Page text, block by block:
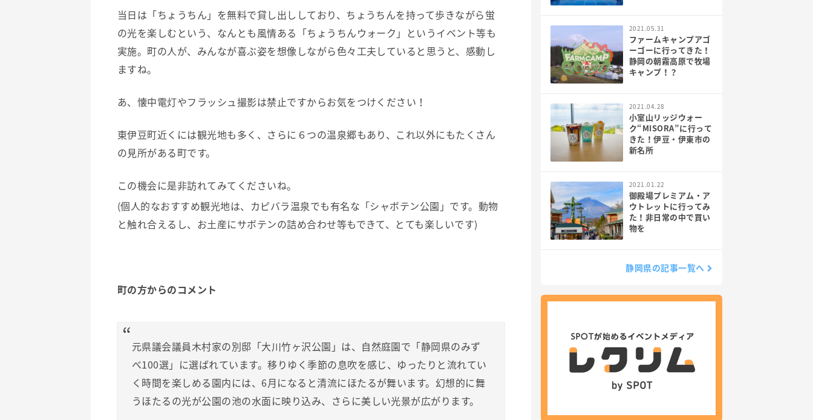
当日は「ちょうちん」を無料で貸し出ししており、ちょうちんを持って歩きながら蛍
の光を楽しむという、なんとも風情ある「ちょうちんウォーク」というイベント等も
実施。町の人が、みんなが喜ぶ姿を想像しながら色々工夫していると思うと、感動し
ますね。
あ、懐中電灯やフラッシュ撮影は禁止ですからお気をつけください！
東伊豆町近くには観光地も多く、さらに６つの温泉郷もあり、これ以外にもたくさん
の見所がある町です。
この機会に是非訪れてみてくださいね。
(個人的なおすすめ観光地は、カピバラ温泉でも有名な「シャボテン公園」です。動物
と触れ合えるし、お土産にサボテンの詰め合わせ等もできて、とても楽しいです)
町の方からのコメント
元県議会議員木村家の別邸「大川竹ヶ沢公園」は、自然庭園で「静岡県のみず
べ100選」に選ばれています。移りゆく季節の息吹を感じ、ゆったりと流れてい
く時間を楽しめる園内には、6月になると清流にほたるが舞います。幻想的に舞
うほたるの光が公園の池の水面に映り込み、さらに美しい光景が広がります。
2021.05.31
ファームキャンプアゴ
ーゴーに行ってきた！
静岡の朝霧高原で牧場
キャンプ！？
2021.04.28
小室山リッジウォー
ク“MISORA”に行って
きた！伊豆・伊東市の
新名所
2021.01.22
御殿場プレミアム・ア
ウトレットに行ってみ
た！非日常の中で買い
物を
静岡県の記事一覧へ